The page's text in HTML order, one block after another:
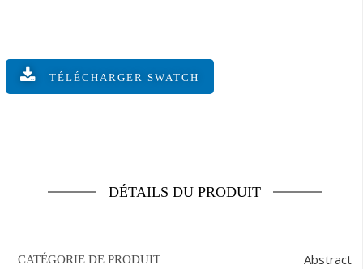
TÉLÉCHARGER SWATCH
DÉTAILS DU PRODUIT
CATÉGORIE DE PRODUIT Abstract